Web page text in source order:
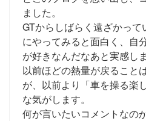
ました。
GTからしばらく遠ざかって
にやってみると面白く、自
が好きなんだなあと実感しま
以前ほどの熱量が戻ること
が、以前より「車を操る楽
な気がします。
何が言いたいコメントなの